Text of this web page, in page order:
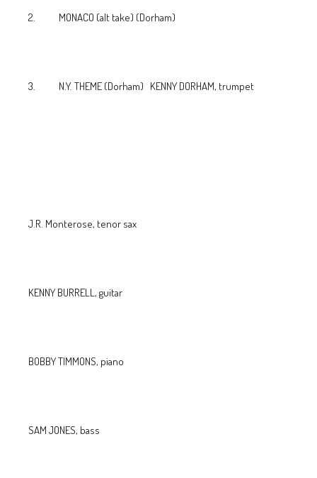
2. MONACO (alt take) (Dorham)
3. N.Y. THEME (Dorham) KENNY DORHAM, trumpet
J.R. Monterose, tenor sax
KENNY BURRELL, guitar
BOBBY TIMMONS, piano
SAM JONES, bass